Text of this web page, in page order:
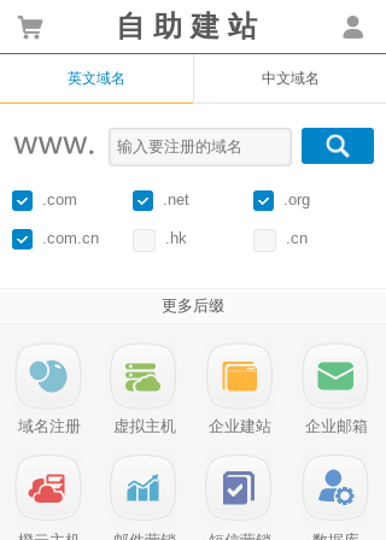
自 助 建 站
英文域名 中文域名
.com .net .org
.com.cn .hk .cn
更多后缀
虚拟主机 企业建站
域名注册 企业邮箱